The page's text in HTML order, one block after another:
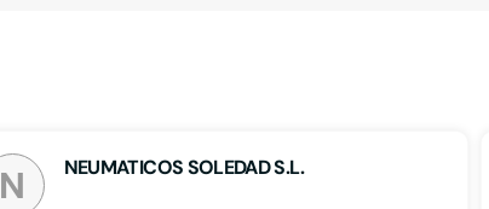
N NEUMATICOS SOLEDAD S.L.